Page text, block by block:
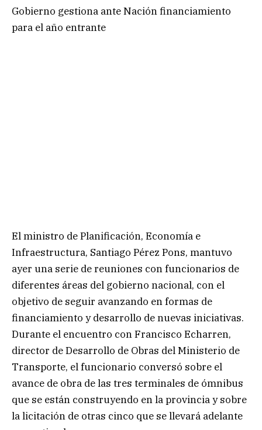
Gobierno gestiona ante Nación financiamiento
para el año entrante
El ministro de Planificación, Economía e
Infraestructura, Santiago Pérez Pons, mantuvo
ayer una serie de reuniones con funcionarios de
diferentes áreas del gobierno nacional, con el
objetivo de seguir avanzando en formas de
financiamiento y desarrollo de nuevas iniciativas.
Durante el encuentro con Francisco Echarren,
director de Desarrollo de Obras del Ministerio de
Transporte, el funcionario conversó sobre el
avance de obra de las tres terminales de ómnibus
que se están construyendo en la provincia y sobre
la licitación de otras cinco que se llevará adelante